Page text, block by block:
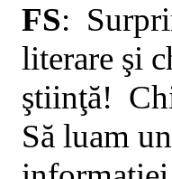
FS:
literare şi
ştiinţă!
Să luam